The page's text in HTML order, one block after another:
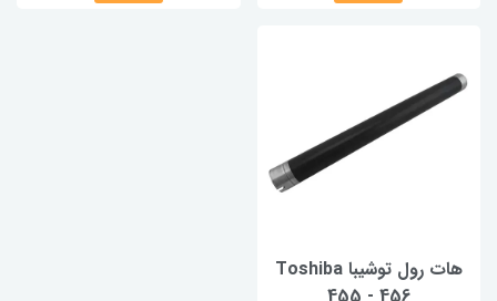
هات رول توشیبا Toshiba
455 - 456